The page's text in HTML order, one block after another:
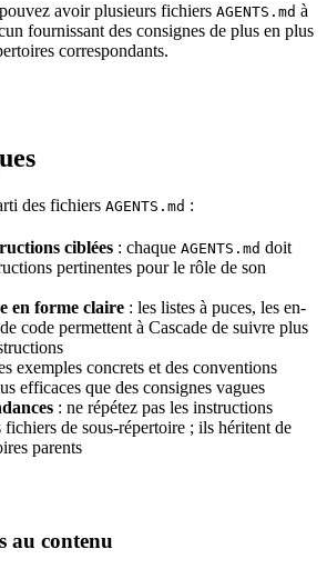
avoir plusieurs fichiers AGENTS.md à
fournissant des consignes de plus en plus
correspondants.
des fichiers AGENTS.md :
ciblées : chaque AGENTS.md doit
pertinentes pour le rôle de son
en forme claire : les listes à puces, les en-
code permettent à Cascade de suivre plus
exemples concrets et des conventions
efficaces que des consignes vagues
: ne répétez pas les instructions
fichiers de sous-répertoire ; ils héritent de
parents
au contenu